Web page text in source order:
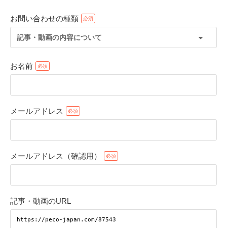
お問い合わせの種類
記事・動画の内容について
お名前
メールアドレス
メールアドレス（確認用）
記事・動画のURL
アプリで開く